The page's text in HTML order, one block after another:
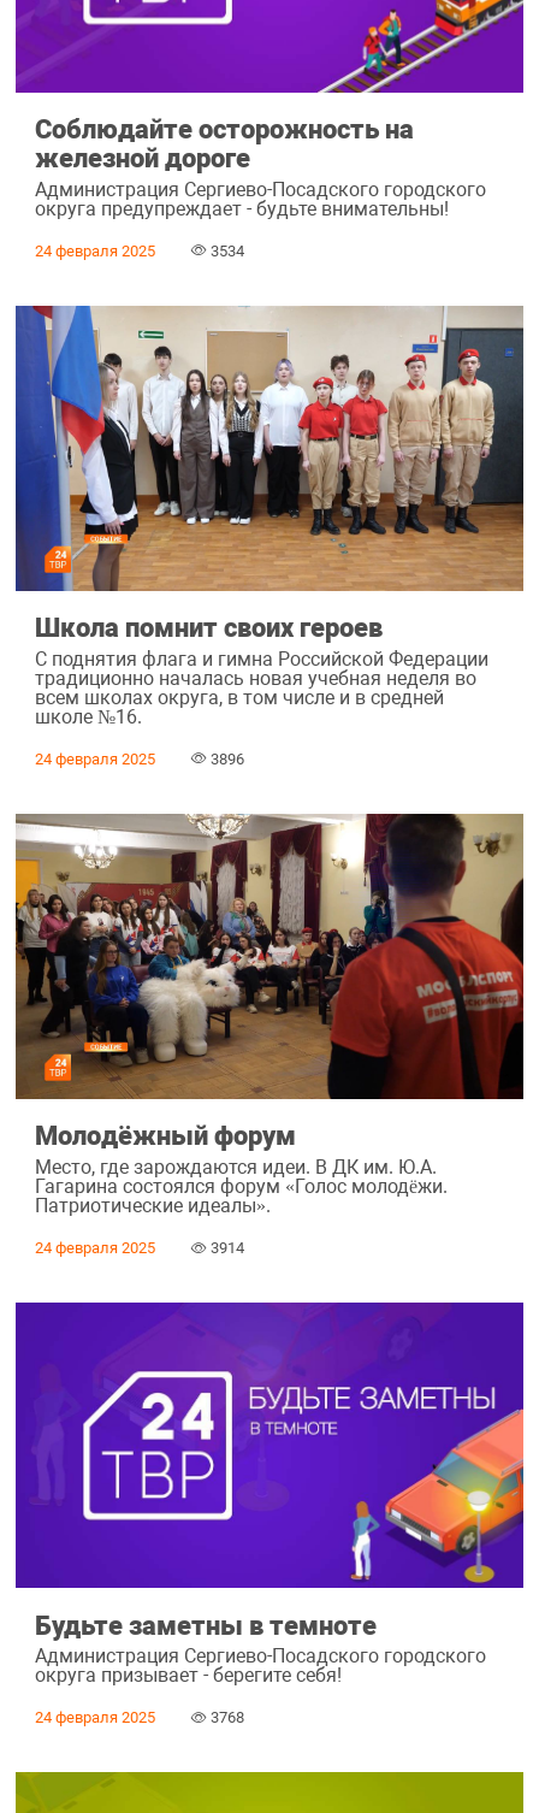
Соблюдайте осторожность на
железной дороге
Администрация Сергиево-Посадского городского
округа предупреждает - будьте внимательны!
24 февраля 2025 3534
Школа помнит своих героев
С поднятия флага и гимна Российской Федерации
традиционно началась новая учебная неделя во
всем школах округа, в том числе и в средней
школе №16.
24 февраля 2025 3896
Молодёжный форум
Место, где зарождаются идеи. В ДК им. Ю.А.
Гагарина состоялся форум «Голос молодëжи.
Патриотические идеалы».
24 февраля 2025 3914
Будьте заметны в темноте
Администрация Сергиево-Посадского городского
округа призывает - берегите себя!
24 февраля 2025 3768